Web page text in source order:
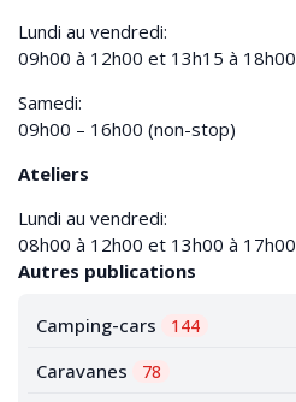
Lundi au vendredi:
09h00 à 12h00 et 13h15 à 18h00
Samedi:
09h00 – 16h00 (non-stop)
Ateliers
Lundi au vendredi:
08h00 à 12h00 et 13h00 à 17h00
Autres publications
Camping-cars 144
Caravanes 78